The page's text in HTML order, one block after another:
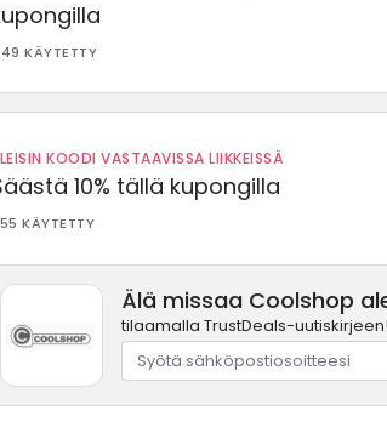
KÄYTETTY
KOODI VASTAAVISSA LIIKKEISSÄ
10% tällä kupongilla
KÄYTETTY
Älä missaa Coolshop
tilaamalla TrustDeals-uutiskirjeen!